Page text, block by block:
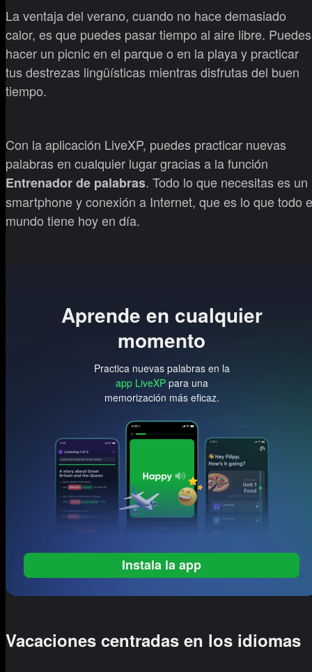
La ventaja del verano, cuando no hace demasiado
calor, es que puedes pasar tiempo al aire libre. Puedes
hacer un picnic en el parque o en la playa y practicar
tus destrezas lingüísticas mientras disfrutas del buen
tiempo.
Con la aplicación LiveXP, puedes practicar nuevas
palabras en cualquier lugar gracias a la función
Entrenador de palabras. Todo lo que necesitas es un
smartphone y conexión a Internet, que es lo que todo
mundo tiene hoy en día.
Aprende en cualquier
momento
Practica nuevas palabras en la
app LiveXPpara una
memorización más eficaz.
Instala la app
Vacaciones centradas en los idiomas